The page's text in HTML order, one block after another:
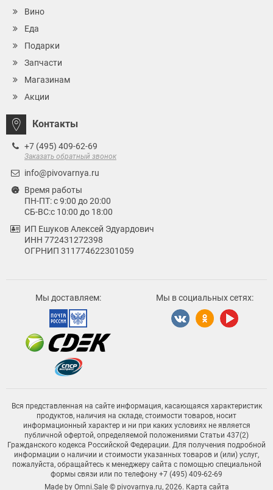
Вино
Еда
Подарки
Запчасти
Магазинам
Акции
Контакты
+7 (495) 409-62-69
Заказать обратный звонок
info@pivovarnya.ru
Время работы
ПН-ПТ: с 9:00 до 20:00
СБ-ВС:с 10:00 до 18:00
ИП Ешуков Алексей Эдуардович
ИНН 772431272398
ОГРНИП 311774622301059
Мы доставляем: Мы в социальных сетях:
Вся представленная на сайте информация, касающаяся характеристик
продуктов, наличия на складе, стоимости товаров, носит
информационный характер и ни при каких условиях не является
публичной офертой, определяемой положениями Статьи 437(2)
Гражданского кодекса Российской Федерации. Для получения подробной
информации о наличии и стоимости указанных товаров и (или) услуг,
пожалуйста, обращайтесь к менеджеру сайта с помощью специальной
формы связи или по телефону +7 (495) 409-62-69
Made by Omni.Sale © pivovarnya.ru, 2026. Карта сайта